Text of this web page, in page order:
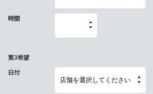
時間
第3希望
日付